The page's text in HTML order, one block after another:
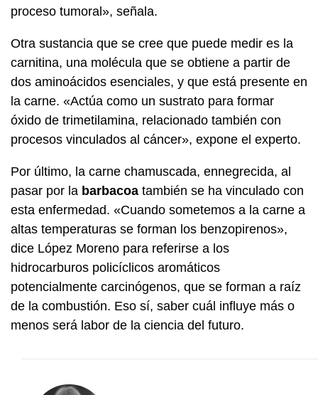
proceso tumoral», señala.
Otra sustancia que se cree que puede medir es la
carnitina, una molécula que se obtiene a partir de
dos aminoácidos esenciales, y que está presente en
la carne. «Actúa como un sustrato para formar
óxido de trimetilamina, relacionado también con
procesos vinculados al cáncer», expone el experto.
Por último, la carne chamuscada, ennegrecida, al
pasar por la barbacoa también se ha vinculado con
esta enfermedad. «Cuando sometemos a la carne a
altas temperaturas se forman los benzopirenos»,
dice López Moreno para referirse a los
hidrocarburos policíclicos aromáticos
potencialmente carcinógenos, que se forman a raíz
de la combustión. Eso sí, saber cuál influye más o
menos será labor de la ciencia del futuro.